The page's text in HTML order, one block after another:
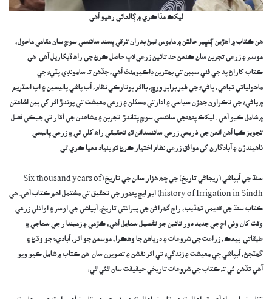
ليکڪ مذاڪري ۾ ڳالھائي رھيو آھي
‎ھن ڪتاب ۾ اھڙين ڳنڀير حالتن ۾ مايوس ٿيڻ بدران ترقي پسند سائنسي سوچ سان مقامي ماحول،
موسم ۽ زرعي تجربن سان ڪنھن حد تائين زرعي لاڀ حاصل ڪرڻ جي راھ ڏيکاريل آھي. ھي
ڪتاب کاراڻ پد جي فني سببن تي بھترين ڊاڪيومنٽ آھي، جڏھن تہ سامونڊي پٽيءَ جي
ماحولياتي تباھي، پاڻيءَ جي غير برابر ورڇ، بااثر ڀوتارڪي نظام، آب پاشي پاليسين ۽ اپ اسٽريم
۾ پاڻيءَ جي تڪرارن جھڙن سياسي ۽ ادارتي مسئلن ۽ زرعي معيشت تي پوندڙ اثر کي ٻين اشاعتن
۾ شامل ڪيو آهي . ليکڪ پنھنجي سائنسي سوچ پٽاندڙ تجربن ۽ مشاهدن جي آڌار تي جيڪي فصل
تجويز ڪيا آھن انھن جي ذريعي زرعي سائنسدانن لاءِ تحقيقي راھ کلي ٿي ۽ زرعي پاليسي
ٺاھيندڙن ۽ آبادگارن کي موافق زرعي نظام اختيار ڪرڻ لاءِ بنياد مھيا ڪري ٿي .
‎‎سنڌ جي آبپاشي (ريجاڻي تاريخ) جي ڇھ ھزار سالن جي تاريخ (Six thousand years of
history of Irrigation in Sindh) ايم ايڇ پنھور جي تحقيق تي مشتمل اھم ڪتاب آھي. ھي
ڪتاب سنڌ جي قديمي تھذيب، راڄ گھراڻن جي پيرائتي تاريخ، آبپاشي جي اوسر ۽ اوائلي زرعي
وقت کان وٺي اڄ جي جديد دور تائين جو تفصيل سمايل آهي، ڪڙمي ۽ زميندار جي سماجي ۽
طبقاتي بيھڪ، زراعت جي شروعات ۽ درياھن جا وھڪرا، موسمن جو اثر، آباديءَ جو وڌڻ ۽
گھٽجڻ، آبپاشي جي معيشت ۽ زندگيءَ تي اثر نقشن ۽ تصويرن سان ھن ڪتاب ۾ شامل ڪيو ويو
آھي تڏھن ئي تہ ڪتاب جي شروعات تاريخي حيقيقت سان ٿئي ٿي: